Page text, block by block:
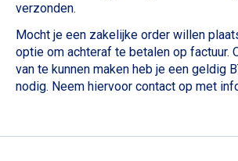
verzonden.
Mocht je een zakelijke order willen
optie om achteraf te betalen op factuur.
van te kunnen maken heb je een geldig
nodig. Neem hiervoor contact op met